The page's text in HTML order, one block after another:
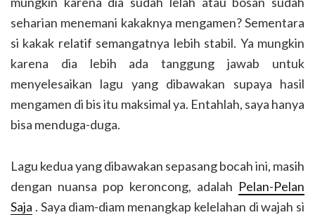
seharian menemani kakaknya mengamen? Sementara
si kakak relatif semangatnya lebih stabil. Ya mungkin
karena dia lebih ada tanggung jawab untuk
menyelesaikan lagu yang dibawakan supaya hasil
mengamen di bis itu maksimal ya. Entahlah, saya hanya
bisa menduga-duga.
Lagu kedua yang dibawakan sepasang bocah ini, masih
dengan nuansa pop keroncong, adalah Pelan-Pelan
Saja . Saya diam-diam menangkap kelelahan di wajah si